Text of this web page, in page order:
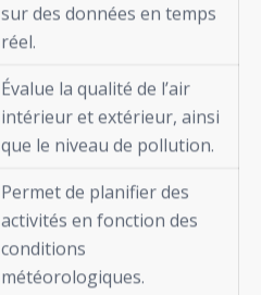
sur des données en temps
réel.
Évalue la qualité de l’air
intérieur et extérieur, ainsi
que le niveau de pollution.
Permet de planifier des
activités en fonction des
conditions
météorologiques.